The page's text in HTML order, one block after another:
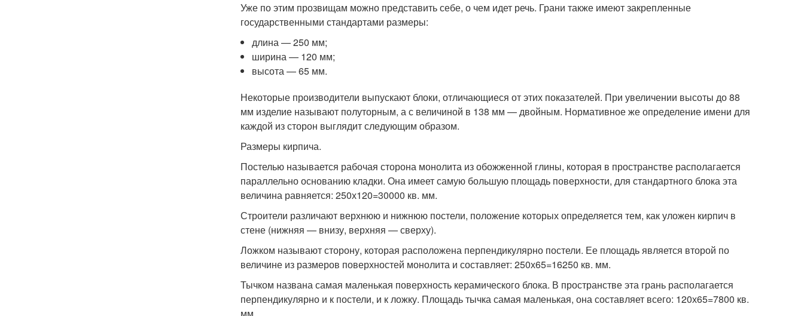
Уже по этим прозвищам можно представить себе, о чем идет речь. Грани также имеют закрепленные
государственными стандартами размеры:
длина — 250 мм;
ширина — 120 мм;
высота — 65 мм.
Некоторые производители выпускают блоки, отличающиеся от этих показателей. При увеличении высоты до 88
мм изделие называют полуторным, а с величиной в 138 мм — двойным. Нормативное же определение имени для
каждой из сторон выглядит следующим образом.
Размеры кирпича.
Постелью называется рабочая сторона монолита из обожженной глины, которая в пространстве располагается
параллельно основанию кладки. Она имеет самую большую площадь поверхности, для стандартного блока эта
величина равняется: 250х120=30000 кв. мм.
Строители различают верхнюю и нижнюю постели, положение которых определяется тем, как уложен кирпич в
стене (нижняя — внизу, верхняя — сверху).
Ложком называют сторону, которая расположена перпендикулярно постели. Ее площадь является второй по
величине из размеров поверхностей монолита и составляет: 250х65=16250 кв. мм.
Тычком названа самая маленькая поверхность керамического блока. В пространстве эта грань располагается
перпендикулярно и к постели, и к ложку. Площадь тычка самая маленькая, она составляет всего: 120х65=7800 кв.